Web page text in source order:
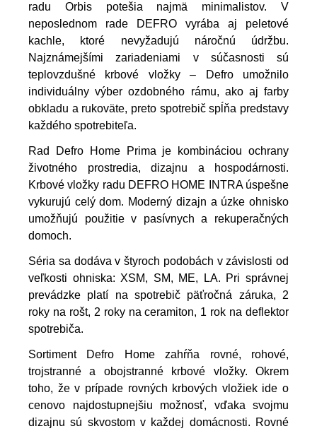
radu Orbis potešia najmä minimalistov. V
neposlednom rade DEFRO vyrába aj peletové
kachle, ktoré nevyžadujú náročnú údržbu.
Najznámejšími zariadeniami v súčasnosti sú
teplovzdušné krbové vložky – Defro umožnilo
individuálny výber ozdobného rámu, ako aj farby
obkladu a rukoväte, preto spotrebič spĺňa predstavy
každého spotrebiteľa.
Rad Defro Home Prima je kombináciou ochrany
životného prostredia, dizajnu a hospodárnosti.
Krbové vložky radu DEFRO HOME INTRA úspešne
vykurujú celý dom. Moderný dizajn a úzke ohnisko
umožňujú použitie v pasívnych a rekuperačných
domoch.
Séria sa dodáva v štyroch podobách v závislosti od
veľkosti ohniska: XSM, SM, ME, LA. Pri správnej
prevádzke platí na spotrebič päťročná záruka, 2
roky na rošt, 2 roky na ceramiton, 1 rok na deflektor
spotrebiča.
Sortiment Defro Home zahŕňa rovné, rohové,
trojstranné a obojstranné krbové vložky. Okrem
toho, že v prípade rovných krbových vložiek ide o
cenovo najdostupnejšiu možnosť, vďaka svojmu
dizajnu sú skvostom v každej domácnosti. Rovné